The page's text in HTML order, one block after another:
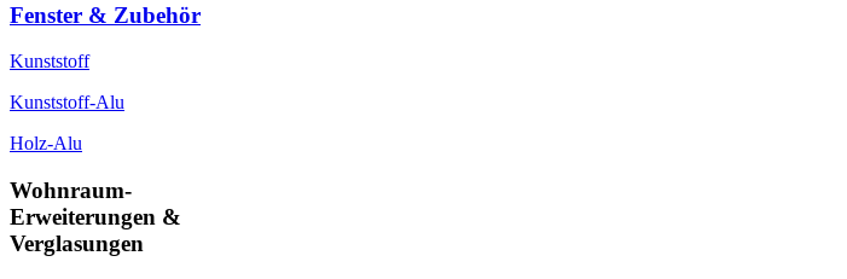
Fenster & Zubehör
Kunststoff
Kunststoff-Alu
Holz-Alu
Wohnraum-
Erweiterungen &
Verglasungen